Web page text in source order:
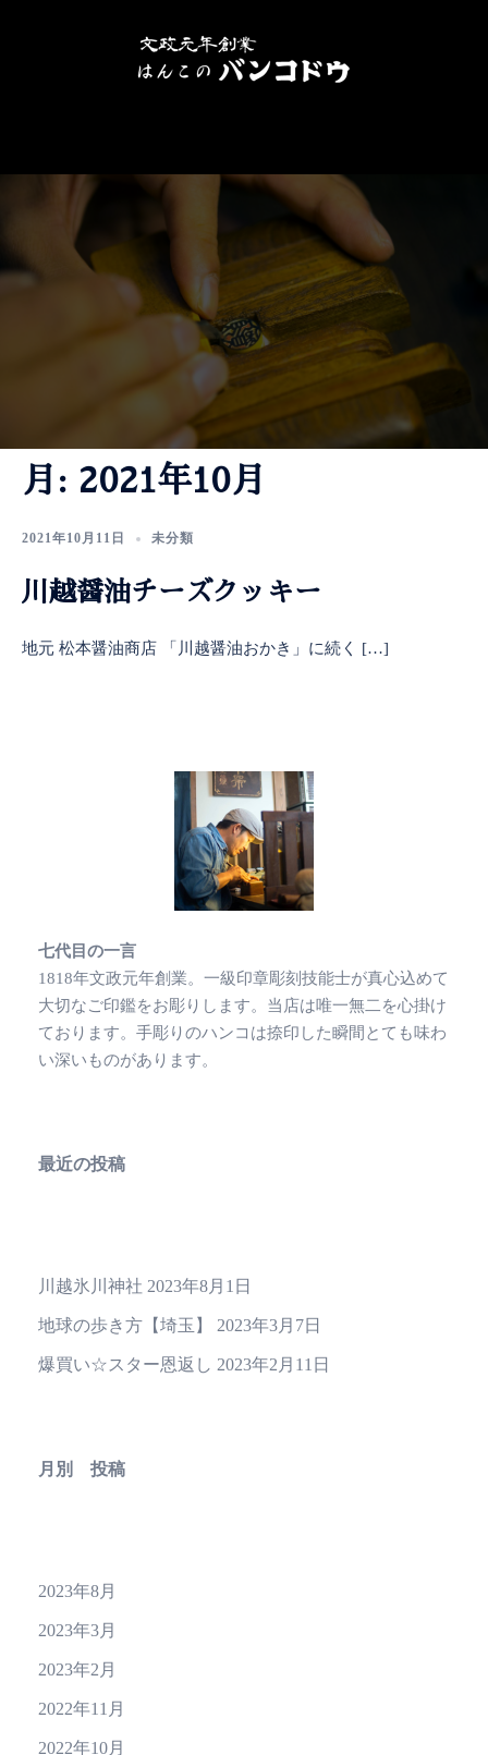
月: 2021年10月
2021年10月11日 未分類
川越醤油チーズクッキー
地元 松本醤油商店 「川越醤油おかき」に続く […]
七代目の一言
1818年文政元年創業。一級印章彫刻技能士が真心込めて
大切なご印鑑をお彫りします。当店は唯一無二を心掛け
ております。手彫りのハンコは捺印した瞬間とても味わ
い深いものがあります。
最近の投稿
川越氷川神社 2023年8月1日
地球の歩き方【埼玉】 2023年3月7日
爆買い☆スター恩返し 2023年2月11日
月別 投稿
2023年8月
2023年3月
2023年2月
2022年11月
2022年10月